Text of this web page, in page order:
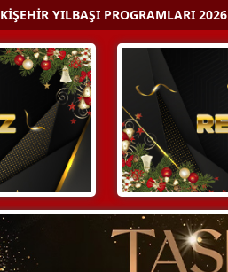
YILBAŞI PROGRAMLARI 2026